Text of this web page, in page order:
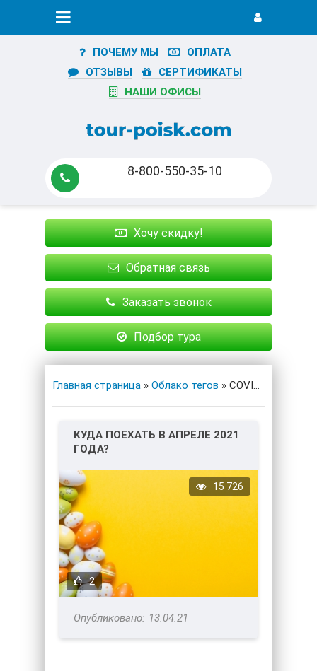
ПОЧЕМУ МЫ
ОПЛАТА
ОТЗЫВЫ
СЕРТИФИКАТЫ
НАШИ ОФИСЫ
8-800-550-35-10
Хочу скидку!
Обратная связь
Заказать звонок
Подбор тура
Главная страница » Облако тегов » COVID-19
КУДА ПОЕХАТЬ В АПРЕЛЕ 2021
ГОДА?
2
15 726
13.04.21